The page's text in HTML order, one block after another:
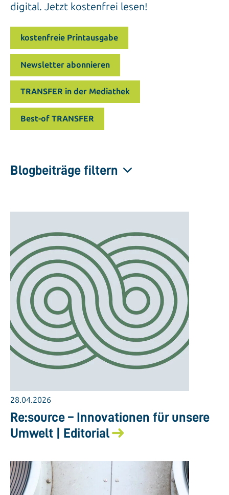
digital. Jetzt kostenfrei lesen!
kostenfreie Printausgabe
Newsletter abonnieren
TRANSFER in der Mediathek
Best-of TRANSFER
Blogbeiträge filtern
28.04.2026
Re:source – Innovationen für unsere
Umwelt | Editorial